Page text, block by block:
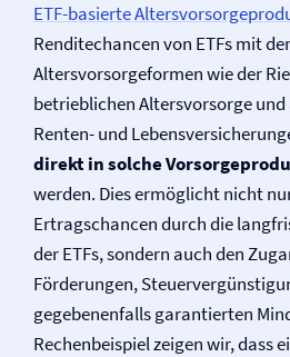
ETF-basierte
Renditechancen von ETFs mit
Altersvorsorgeformen wie der
betrieblichen Altersvorsorge
Renten- und
direkt in solche
werden. Dies ermöglicht nicht
Ertragschancen durch die
der ETFs, sondern auch den
Förderungen,
gegebenenfalls garantierten
Rechenbeispiel zeigen wir, dass